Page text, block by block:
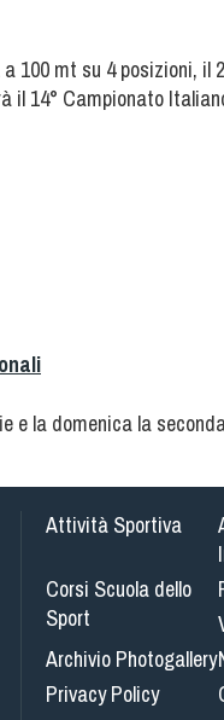
100 mt su 4 posizioni, il
il 14° Campionato
e la domenica la
Attività Sportiva
Corsi Scuola dello
Sport
Archivio Photogallery
Privacy Policy